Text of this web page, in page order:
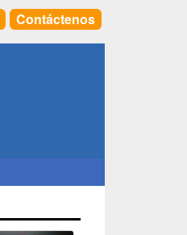
Contáctenos